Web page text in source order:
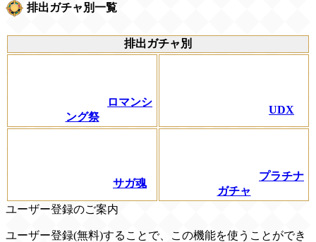
排出ガチャ別一覧
排出ガチャ別
ロマンシ
ング祭
UDX
サガ魂
プラチナ
ガチャ
ユーザー登録のご案内
ユーザー登録(無料)することで、この機能を使うことができ